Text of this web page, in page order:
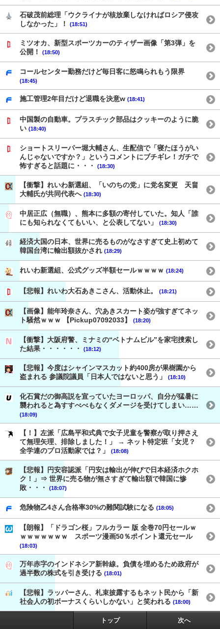
石破茂前総理「ウクライナが核放棄しなければロシア侵攻
しなかった」！
(18:51)
ミツオカ、新型スポーツカーのティザー画像「第3弾」を
公開！
(18:50)
コールセンター勤務だけど毎日客に怒鳴られもう限界
(18:45)
施工管理2年目だけど退職を決意w (18:41)
中国製の自動車。プラスチック部品はクッキーのように脆
い (18:40)
ショートスリーパー堀大輔さん、生配信で「寝たほうがい
んじゃないですか？」というコメントにブチギレ！ガチで
怖すぎると話題に・・・
(18:30)
【衝撃】れいわ新選組、「いのちの党」に党名変更 天畠
大輔氏が共同代表へ (18:30)
中居正広（無職）、熊本に多額の寄付していた。知人「誰
にも知られなくてもいい、と公表してない」
(18:30)
経済大国の日本、世界に売るものがなさすぎて史上初めて
韓国台湾に輸出額抜かされ (18:29)
れいわ新選組、公式グッズ半額セールｗｗｗｗ (18:24)
【悲報】れいわ大石あきこさん、活動休止。 (18:21)
【画像】能年玲奈さん、穴あきスカート姿が強すぎてネッ
ト騒然ｗｗｗ 【Pickup07092033】
(18:20)
【衝撃】大阪府警、ミナミの“ベトナムビル”を家宅捜索し
た結果・・・・・・
(18:12)
【悲報】今度はシャインマスカット約400房が果樹園から
盗まれる 参議院議員「日本人ではないと思う」
(18:10)
化石賞だの御高説を宣っていたヨーロッパ、自分が猛暑に
襲われると為すすべべもなくダメージを受けてしまい……
(18:09)
【！】左派「広島平和式典で女子児童を警察が取り押さえ
て無理矢理、排除しました！」 → ネット特定班「女児？
全学連のプロ活動家では？」
(18:08)
【悲報】円安容認派「円安は輸出が伸びで日本経済ホクホ
ク！」⇒ 世界に売る物が無さすぎて輸出額で韓国に惨
敗・・・
(18:07)
危険物乙4さん合格率30%の難関試験になる (18:05)
【朗報】「ドラゴン桜」フルカラー 版 全巻70円セールｗ
ｗｗｗｗｗｗｗ スポーツ漫画50％ポイント還元セール
(18:03)
万年赤字のインドネシア新幹線。負債を埋めるため政府が
過半数の株式を引き受ける (18:01)
【悲報】ラッパーさん、札束披露するもネット民から「新
社会人の初ボーナスくらいしかない」と笑われる (18:00)
トップ 次へ